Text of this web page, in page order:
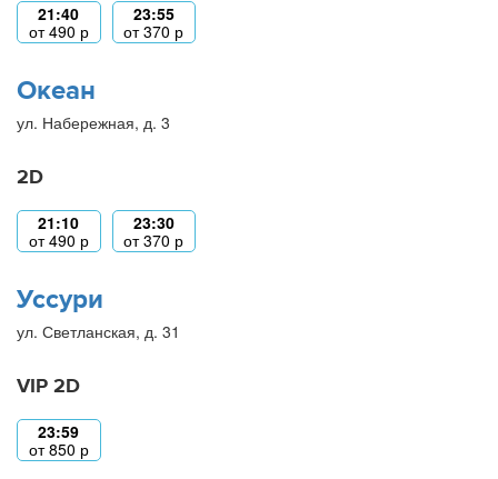
21:40
от490 р
23:55
от370 р
Океан
ул. Набережная, д. 3
2D
21:10
от490 р
23:30
от370 р
Уссури
ул. Светланская, д. 31
VIP 2D
23:59
от850 р